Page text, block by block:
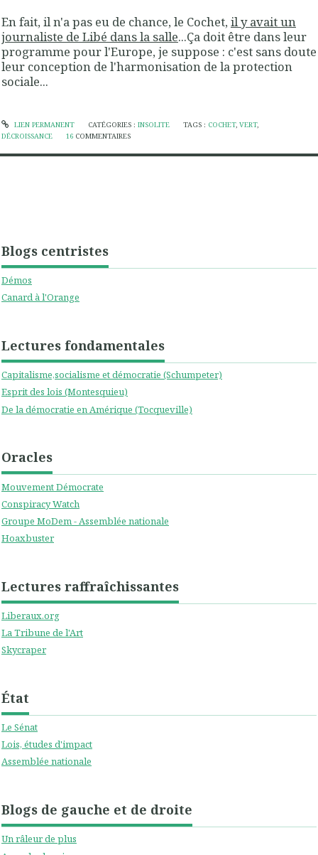
Blogs centristes
Démos
Canard à l'Orange
Lectures fondamentales
Capitalisme,socialisme et démocratie (Schumpeter)
Esprit des lois (Montesquieu)
De la démocratie en Amérique (Tocqueville)
Oracles
Mouvement Démocrate
Conspiracy Watch
Groupe MoDem - Assemblée nationale
Hoaxbuster
Lectures raffraîchissantes
Liberaux.org
La Tribune de l'Art
Skycraper
État
Le Sénat
Lois, études d'impact
Assemblée nationale
Blogs de gauche et de droite
Un râleur de plus
En fait, il n'a pas eu de chance, le Cochet,il y avait un
journaliste de Libé dans la salle...Ça doit être dans leur
programme pour l'Europe, je suppose : c'est sans doute
leur conception de l'harmonisation de la protection
sociale...
LIEN PERMANENT CATÉGORIES : INSOLITE TAGS : COCHET,VERT,
DÉCROISSANCE
16 COMMENTAIRES